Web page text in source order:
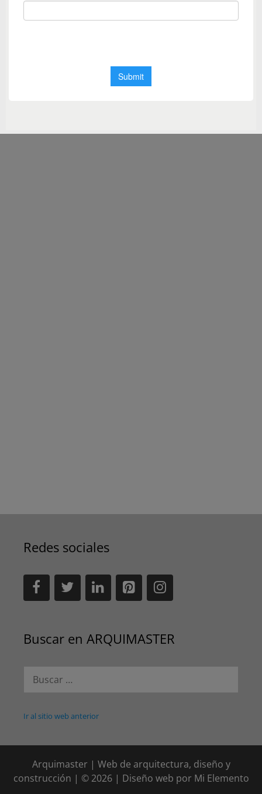
Redes sociales
Buscar en ARQUIMASTER
Ir al sitio web anterior
Arquimaster | Web de arquitectura, diseño y
construcción | © 2026 | Diseño web por Mi Elemento